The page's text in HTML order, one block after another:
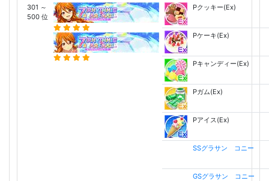
301 ～
500 位
Pクッキー(Ex)
Pケーキ(Ex)
Pキャンディー(Ex)
Pガム(Ex)
Pアイス(Ex)
SSグラサン コニー
GSグラサン コニー